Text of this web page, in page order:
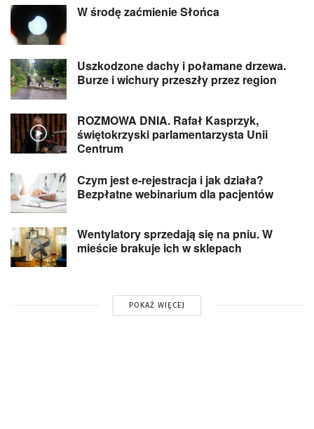
W środę zaćmienie Słońca
Uszkodzone dachy i połamane drzewa.
Burze i wichury przeszły przez region
ROZMOWA DNIA. Rafał Kasprzyk,
świętokrzyski parlamentarzysta Unii
Centrum
Czym jest e-rejestracja i jak działa?
Bezpłatne webinarium dla pacjentów
Wentylatory sprzedają się na pniu. W
mieście brakuje ich w sklepach
POKAŻ WIĘCEJ